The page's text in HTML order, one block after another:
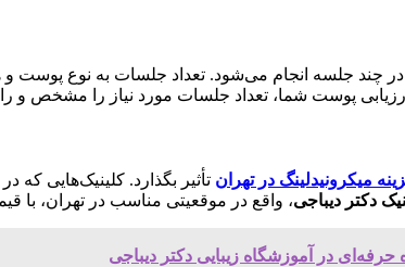
در چند جلسه انجام می‌شود. تعداد جلسات به نوع پوست
پوست شما، تعداد جلسات مورد نیاز را مشخص و
میکرونیدلینگ در تهران تأثیر بگذارد. کلینیک‌هایی
دکتر دیباجی، واقع در موقعیتی مناسب در تهران، با
در آموزشگاه زیبایی دکتر دیباجی